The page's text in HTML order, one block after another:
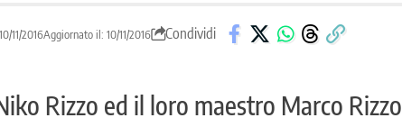
11/2016Aggiornato il: 10/11/2016 Condividi
Rizzo ed il loro maestro Marco Rizzo